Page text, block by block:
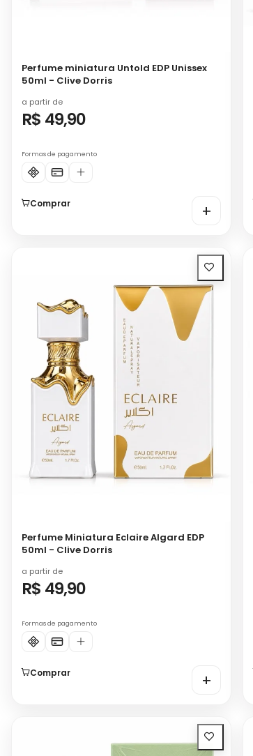
Perfume miniatura Untold EDP Unissex
50ml - Clive Dorris
a partir de
R$ 49,90
Formas de pagamento
Comprar +
Perfume Miniatura Eclaire Algard EDP
50ml - Clive Dorris
a partir de
R$ 49,90
Formas de pagamento
Comprar +